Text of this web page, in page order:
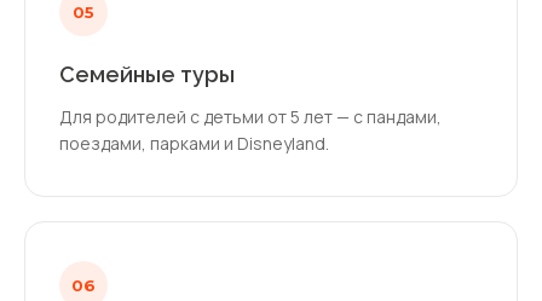
05
Семейные туры
Для родителей с детьми от 5 лет — с пандами,
поездами, парками и Disneyland.
06